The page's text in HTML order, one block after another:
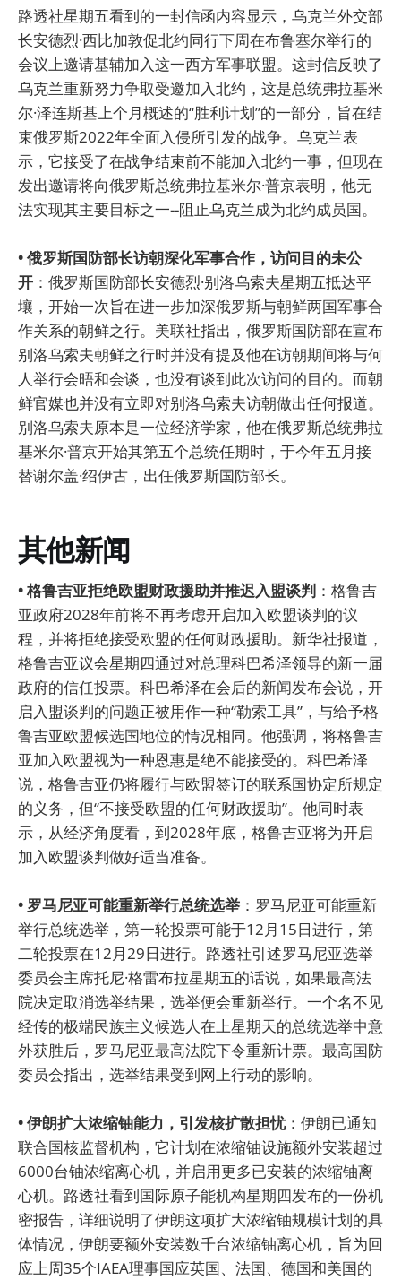
路透社星期五看到的一封信函内容显示，乌克兰外交部
长安德烈·西比加敦促北约同行下周在布鲁塞尔举行的
会议上邀请基辅加入这一西方军事联盟。这封信反映了
乌克兰重新努力争取受邀加入北约，这是总统弗拉基米
尔·泽连斯基上个月概述的“胜利计划”的一部分，旨在结
束俄罗斯2022年全面入侵所引发的战争。乌克兰表
示，它接受了在战争结束前不能加入北约一事，但现在
发出邀请将向俄罗斯总统弗拉基米尔·普京表明，他无
法实现其主要目标之一--阻止乌克兰成为北约成员国。
• 俄罗斯国防部长访朝深化军事合作，访问目的未公
开 ：俄罗斯国防部长安德烈·别洛乌索夫星期五抵达平
壤，开始一次旨在进一步加深俄罗斯与朝鲜两国军事合
作关系的朝鲜之行。美联社指出，俄罗斯国防部在宣布
别洛乌索夫朝鲜之行时并没有提及他在访朝期间将与何
人举行会晤和会谈，也没有谈到此次访问的目的。而朝
鲜官媒也并没有立即对别洛乌索夫访朝做出任何报道。
别洛乌索夫原本是一位经济学家，他在俄罗斯总统弗拉
基米尔·普京开始其第五个总统任期时，于今年五月接
替谢尔盖·绍伊古，出任俄罗斯国防部长。
其他新闻
• 格鲁吉亚拒绝欧盟财政援助并推迟入盟谈判 ：格鲁吉
亚政府2028年前将不再考虑开启加入欧盟谈判的议
程，并将拒绝接受欧盟的任何财政援助。新华社报道，
格鲁吉亚议会星期四通过对总理科巴希泽领导的新一届
政府的信任投票。科巴希泽在会后的新闻发布会说，开
启入盟谈判的问题正被用作一种“勒索工具”，与给予格
鲁吉亚欧盟候选国地位的情况相同。他强调，将格鲁吉
亚加入欧盟视为一种恩惠是绝不能接受的。科巴希泽
说，格鲁吉亚仍将履行与欧盟签订的联系国协定所规定
的义务，但“不接受欧盟的任何财政援助”。他同时表
示，从经济角度看，到2028年底，格鲁吉亚将为开启
加入欧盟谈判做好适当准备。
• 罗马尼亚可能重新举行总统选举 ：罗马尼亚可能重新
举行总统选举，第一轮投票可能于12月15日进行，第
二轮投票在12月29日进行。路透社引述罗马尼亚选举
委员会主席托尼·格雷布拉星期五的话说，如果最高法
院决定取消选举结果，选举便会重新举行。一个名不见
经传的极端民族主义候选人在上星期天的总统选举中意
外获胜后，罗马尼亚最高法院下令重新计票。最高国防
委员会指出，选举结果受到网上行动的影响。
• 伊朗扩大浓缩铀能力，引发核扩散担忧：伊朗已通知
联合国核监督机构，它计划在浓缩铀设施额外安装超过
6000台铀浓缩离心机，并启用更多已安装的浓缩铀离
心机。路透社看到国际原子能机构星期四发布的一份机
密报告，详细说明了伊朗这项扩大浓缩铀规模计划的具
体情况，伊朗要额外安装数千台浓缩铀离心机，旨为回
应上周35个IAEA理事国应英国、法国、德国和美国的